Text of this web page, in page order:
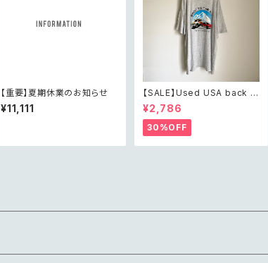
【重要】夏期休業のお知らせ
¥11,111
【SALE】Used USA back t
o the 80s car design t sh
irt レトロ アメリカ ユーズド
古着 カーデザイン ライトグレ
ー Tシャツ XXL
¥2,786
30%OFF